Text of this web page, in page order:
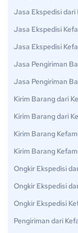
Jasa Ekspedisi
Jasa Ekspedisi
Jasa Ekspedisi
Jasa Pengiriman
Jasa Pengiriman
Kirim Barang dari
Kirim Barang dari
Kirim Barang
Kirim Barang
Ongkir Ekspedisi
Ongkir Ekspedisi
Ongkir Ekspedisi
Pengiriman dari